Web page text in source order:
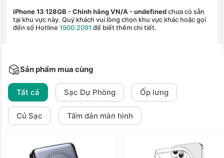
iPhone 13 128GB - Chính hãng VN/A - undefinedchưa có sẵn
tại khu vực này. Quý khách vui lòng chọn khu vực khác hoặc gọi
đến số Hotline 1900.2091 để biết thêm chi tiết.
Sản phẩm mua cùng
Tất cả Sạc Dự Phòng Ốp lưng
Củ Sạc Tấm dán màn hình